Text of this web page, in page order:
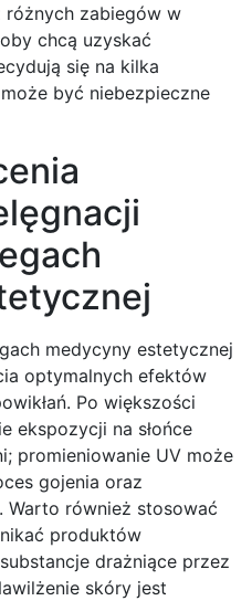
różnych zabiegów w
chcą uzyskać
się na kilka
być niebezpieczne
medycyny estetycznej
optymalnych efektów
Po większości
ekspozycji na słońce
promieniowanie UV może
gojenia oraz
również stosować
produktów
drażniące przez
skóry jest